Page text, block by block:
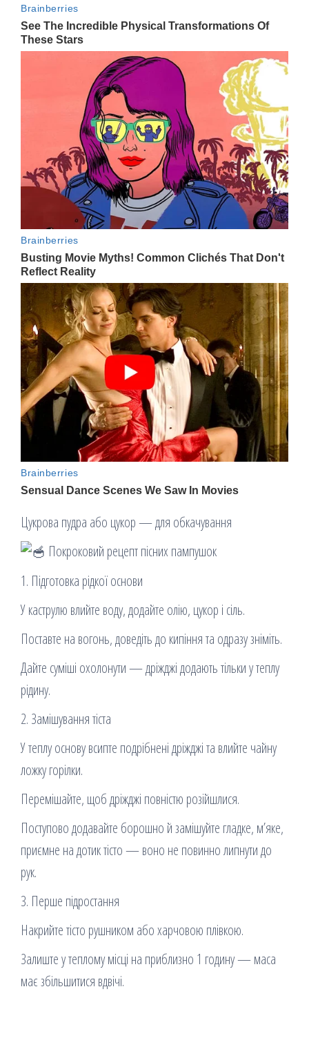
Цукрова пудра або цукор — для обкачування
Покроковий рецепт пісних пампушок
1. Підготовка рідкої основи
У каструлю влийте воду, додайте олію, цукор і сіль.
Поставте на вогонь, доведіть до кипіння та одразу зніміть.
Дайте суміші охолонути — дріжджі додають тільки у теплу
рідину.
2. Замішування тіста
У теплу основу всипте подрібнені дріжджі та влийте чайну
ложку горілки.
Перемішайте, щоб дріжджі повністю розійшлися.
Поступово додавайте борошно й замішуйте гладке, м’яке,
приємне на дотик тісто — воно не повинно липнути до
рук.
3. Перше підростання
Накрийте тісто рушником або харчовою плівкою.
Залиште у теплому місці на приблизно 1 годину — маса
має збільшитися вдвічі.